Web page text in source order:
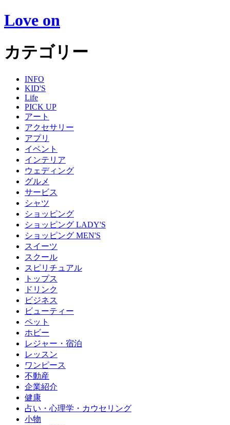
Love on
カテゴリー
INFO
KID'S
Life
PICK UP
アート
アクセサリー
アプリ
イベント
インテリア
ウェディング
グルメ
サービス
シャツ
ショッピング
ショッピング LADY'S
ショッピング MEN'S
スイーツ
スクール
スピリチュアル
トップス
ドリンク
ビジネス
ビューティー
ペット
ホビー
レジャー・宿泊
レッスン
ワンピース
不動産
企業紹介
健康
占い・心理学・カウセリング
小物